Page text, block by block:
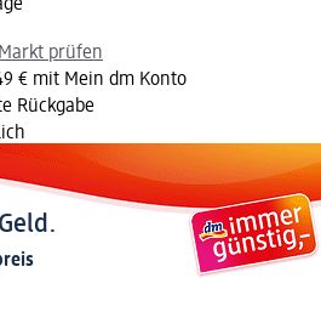
prüfen
€ mit Mein dm Konto
Rückgabe